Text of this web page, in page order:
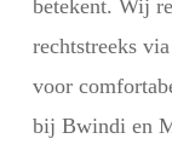
betekent. Wij
rechtstreeks
voor
bij Bwindi en